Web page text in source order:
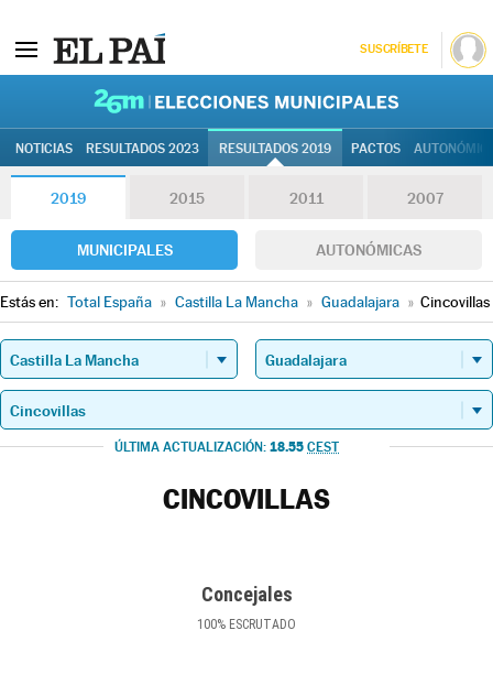
SUSCRÍBETE
NOTICIAS RESULTADOS 2023 RESULTADOS 2019 PACTOS
2019 2015 2011 2007
MUNICIPALES AUTONÓMICAS
Estás en: Total España » Castilla La Mancha » Guadalajara » Cincovillas
ÚLTIMA ACTUALIZACIÓN: 18.55 CEST
CINCOVILLAS
Concejales
100% ESCRUTADO